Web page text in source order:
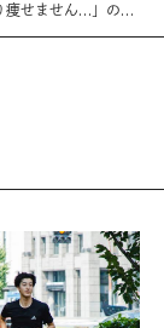
痩せません…」の解